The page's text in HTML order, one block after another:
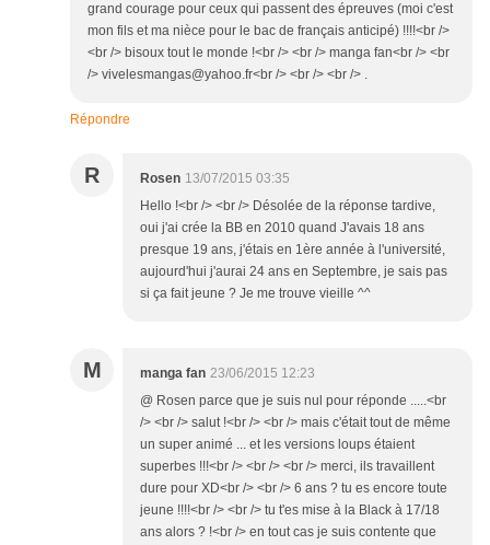
grand courage pour ceux qui passent des épreuves (moi c'est
mon fils et ma nièce pour le bac de français anticipé) !!!!<br />
<br /> bisoux tout le monde !<br /> <br /> manga fan<br /> <br
/> vivelesmangas@yahoo.fr<br /> <br /> <br /> .
Répondre
R Rosen 13/07/2015 03:35
Hello !<br /> <br /> Désolée de la réponse tardive,
oui j'ai crée la BB en 2010 quand J'avais 18 ans
presque 19 ans, j'étais en 1ère année à l'université,
aujourd'hui j'aurai 24 ans en Septembre, je sais pas
si ça fait jeune ? Je me trouve vieille ^^
M manga fan 23/06/2015 12:23
@ Rosen parce que je suis nul pour réponde .....<br
/> <br /> salut !<br /> <br /> mais c'était tout de même
un super animé ... et les versions loups étaient
superbes !!!<br /> <br /> <br /> merci, ils travaillent
dure pour XD<br /> <br /> 6 ans ? tu es encore toute
jeune !!!!<br /> <br /> tu t'es mise à la Black à 17/18
ans alors ? !<br /> en tout cas je suis contente que